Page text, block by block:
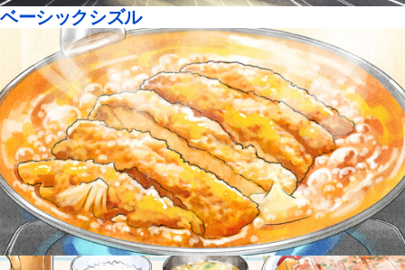
ベーシックシズル